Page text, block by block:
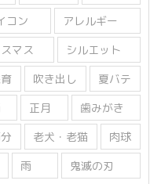
コン
アレルギー
マス
シルエット
吹き出し
夏バテ
正月
歯みがき
老犬・老猫
肉球
雨 鬼滅の刃